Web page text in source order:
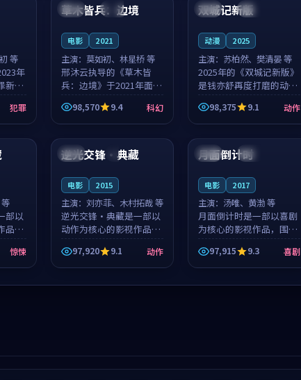
等
年
新
公路
下来
，高
犯罪
泰国 独播
草木皆兵：边境
电影 2021
主演： 莫如初、林星桥 等
邢沐云执导的《草木皆
兵：边境》于2021年面
世，泰国的城市气质与校
园青春的人物心境共同构
筑了影片基调。莫如初、
整部科幻电影...
98,570 9.4 科幻
中国 独播
双城记新版
动漫 2025
主演： 苏柏然、樊清晏 等
2025年的《双城记新版》
是钱亦舒再度打磨的动作
佳作。中国大陆的取景与
沙漠探险的氛围相互成
就，苏柏然与樊清晏的对
片在悬念与...
98,375 9.1 动作
99:48
部以
品，
物成
凑，
惊悚
法国 4K
99:37
逆光交锋·典藏
电影 2015
主演： 刘亦菲、木村拓哉 等
逆光交锋·典藏是一部以
动作为核心的影视作品，
围绕危机、反转与人物成
长展开，整体节奏紧凑，
值得推荐观看。
97,920 9.1 动作
日本 院线
99:53
月面倒计时
电影 2017
主演： 汤唯、黄渤 等
月面倒计时是一部以喜剧
为核心的影视作品，围绕
危机、反转与人物成长展
开，整体节奏紧凑，值得
推荐观看。
97,915 9.3 喜剧